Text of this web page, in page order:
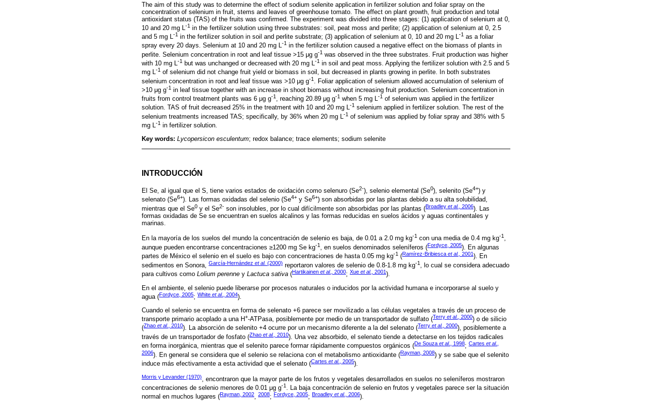
The aim of this study was to determine the effect of sodium selenite application in fertilizer solution and foliar spray on the
concentration of selenium in fruit, stems and leaves of greenhouse tomato. The effect on plant growth, fruit production and total
antioxidant status (TAS) of the fruits was confirmed. The experiment was divided into three stages: (1) application of selenium at 0,
10 and 20 mg L-1 in the fertilizer solution using three substrates: soil, peat moss and perlite; (2) application of selenium at 0, 2.5
and 5 mg L-1 in the fertilizer solution in soil and perlite substrate; (3) application of selenium at 0, 10 and 20 mg L-1 as a foliar
spray every 20 days. Selenium at 10 and 20 mg L-1 in the fertilizer solution caused a negative effect on the biomass of plants in
perlite. Selenium concentration in root and leaf tissue >15 μg g-1 was observed in the three substrates. Fruit production was higher
with 10 mg L-1 but was unchanged or decreased with 20 mg L-1 in soil and peat moss. Applying the fertilizer solution with 2.5 and 5
mg L-1 of selenium did not change fruit yield or biomass in soil, but decreased in plants growing in perlite. In both substrates
selenium concentration in root and leaf tissue was >10 μg g-1
. Foliar application of selenium allowed accumulation of selenium of
>10 μg g-1 in leaf tissue together with an increase in shoot biomass without increasing fruit production. Selenium concentration in
fruits from control treatment plants was 6 μg g-1 , reaching 20.89 μg g-1 when 5 mg L-1 of selenium was applied in the fertilizer
solution. TAS of fruit decreased 25% in the treatment with 10 and 20 mg L-1 selenium applied in fertilizer solution. The rest of the
selenium treatments increased TAS; specifically, by 36% when 20 mg L
-1 of selenium was applied by foliar spray and 38% with 5
mg L-1 in fertilizer solution.
Key words: Lycopersicon esculentum; redox balance; trace elements; sodium selenite
INTRODUCCIÓN
El Se, al igual que el S, tiene varios estados de oxidación como selenuro (Se2-), selenio elemental (Se0), selenito (Se4+) y
selenato (Se6+). Las formas oxidadas del selenio (Se4+ y Se6+) son absorbidas por las plantas debido a su alta solubilidad,
mientras que el Se0 y el Se2- son insolubles, por lo cual difícilmente son absorbidas por las plantas (Broadley et al., 2006). Las
formas oxidadas de Se se encuentran en suelos alcalinos y las formas reducidas en suelos ácidos y aguas continentales y
marinas.
En la mayoría de los suelos del mundo la concentración de selenio es baja, de 0.01 a 2.0 mg kg-1 con una media de 0.4 mg kg-1 ,
aunque pueden encontrarse concentraciones ≥1200 mg Se kg-1 , en suelos denominados seleníferos (Fordyce, 2005). En algunas
partes de México el selenio en el suelo es bajo con concentraciones de hasta 0.05 mg kg-1 (Ramírez-Bribiesca et al., 2001). En
sedimentos en Sonora,
García-Hernández et al. (2000) reportaron valores de selenio de 0.8-1.8 mg kg-1
, lo cual se considera adecuado
para cultivos como Lolium perenne y Lactuca sativa (Hartikainen et al., 2000; Xue et al., 2001).
En el ambiente, el selenio puede liberarse por procesos naturales o inducidos por la actividad humana e incorporarse al suelo y
agua (Fordyce, 2005; White et al., 2004).
Cuando el selenio se encuentra en forma de selenato +6 parece ser movilizado a las células vegetales a través de un proceso de
transporte primario acoplado a una H+-ATPasa, posiblemente por medio de un transportador de sulfato (Terry et al., 2000) o de silicio
(Zhao et al., 2010). La absorción de selenito +4 ocurre por un mecanismo diferente a la del selenato (Terry et al., 2000), posiblemente a
través de un transportador de fosfato (Zhao et al., 2010). Una vez absorbido, el selenato tiende a detectarse en los tejidos radicales
en forma inorgánica, mientras que el selenito parece formar rápidamente compuestos orgánicos (De Souza et al., 1998; Cartes et al.,
2006). En general se considera que el selenio se relaciona con el metabolismo antioxidante (Rayman, 2008) y se sabe que el selenito
induce más efectivamente a esta actividad que el selenato (Cartes et al., 2005).
Morris y Levander (1970), encontraron que la mayor parte de los frutos y vegetales desarrollados en suelos no seleníferos mostraron
concentraciones de selenio menores de 0.01 μg g-1 . La baja concentración de selenio en frutos y vegetales parece ser la situación
normal en muchos lugares (Rayman, 2002, 2008; Fordyce, 2005; Broadley et al., 2006).